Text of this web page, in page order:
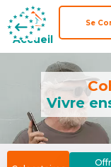
Accueil
Se
Accueil
Se
Vivre